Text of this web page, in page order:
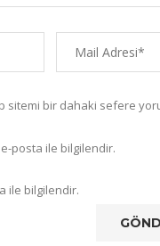
sitemi bir dahaki sefere
posta ile bilgilendir.
ile bilgilendir.